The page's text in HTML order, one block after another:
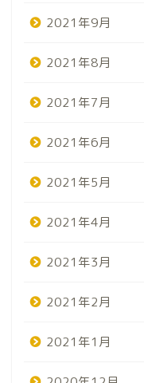
2021年9月
2021年8月
2021年7月
2021年6月
2021年5月
2021年4月
2021年3月
2021年2月
2021年1月